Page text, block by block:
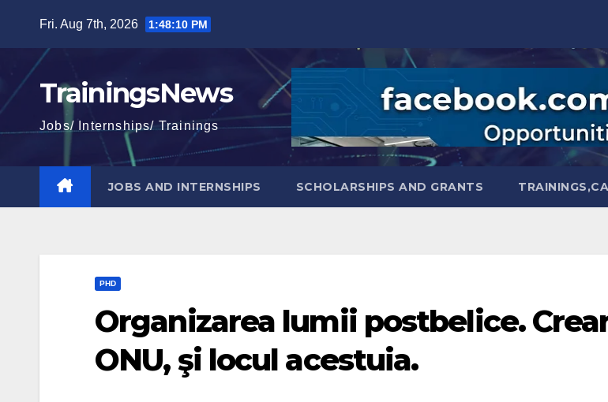
content
Fri. Aug 7th, 2026 1:48:11 PM
TrainingsNews
Jobs/ Internships/ Trainings
JOBS AND INTERNSHIPS SCHOLARSHIPS AND GRANTS
PHD
Organizarea lumii postbelice.
ONU, şi locul acestuia.